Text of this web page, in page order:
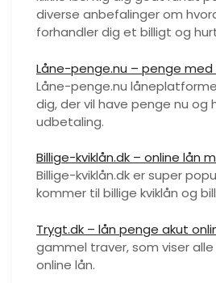
diverse anbefalinger om
forhandler dig et billigt og
Låne-penge.nu – penge
Låne-penge.nu
dig, der vil have penge nu og
udbetaling.
Billige-kviklån.dk – online lån
Billige-kviklån.dk er super
kommer til billige kviklån og
Trygt.dk – lån penge akut
gammel traver, som viser
online lån.